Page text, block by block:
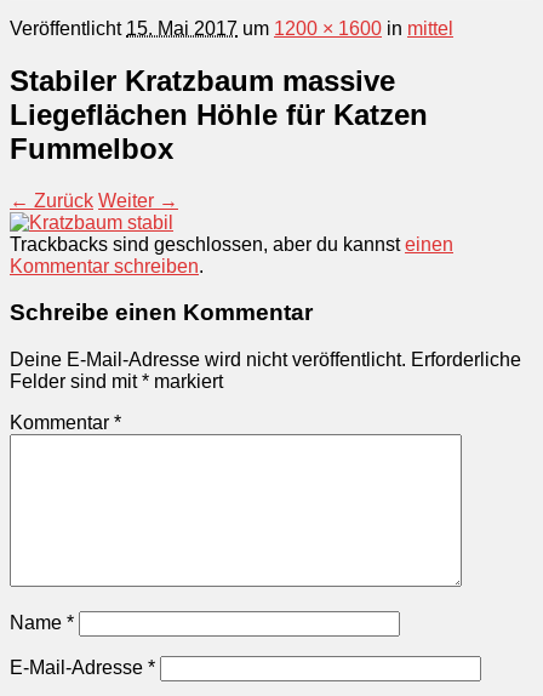
Veröffentlicht 15. Mai 2017 um 1200 × 1600 in mittel
Stabiler Kratzbaum massive
Liegeflächen Höhle für Katzen
Fummelbox
← Zurück Weiter →
Trackbacks sind geschlossen, aber du kannsteinen
Kommentar schreiben.
Schreibe einen Kommentar
Deine E-Mail-Adresse wird nicht veröffentlicht. Erforderliche
Felder sind mit* markiert
Kommentar *
Name *
E-Mail-Adresse *